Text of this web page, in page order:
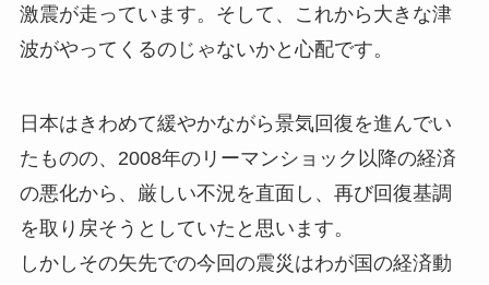
激震が走っています。そして、これから大きな津
波がやってくるのじゃないかと心配です。
日本はきわめて緩やかながら景気回復を進んでい
たものの、2008年のリーマンショック以降の経済
の悪化から、厳しい不況を直面し、再び回復基調
を取り戻そうとしていたと思います。
しかしその矢先での今回の震災はわが国の経済動